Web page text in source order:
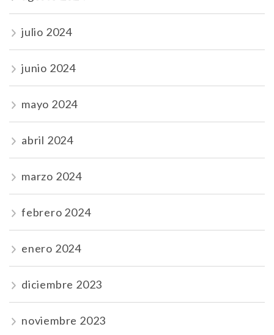
julio 2024
junio 2024
mayo 2024
abril 2024
marzo 2024
febrero 2024
enero 2024
diciembre 2023
noviembre 2023